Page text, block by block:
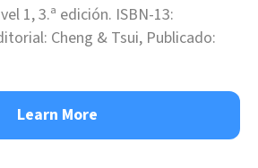
1, 3.ª edición. ISBN-13:
Cheng & Tsui, Publicado:
Learn More